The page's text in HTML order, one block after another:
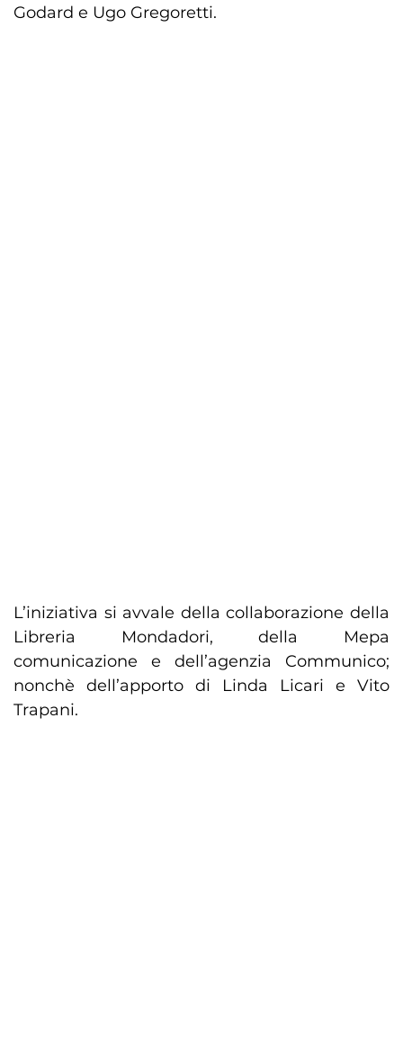
Godard e Ugo Gregoretti.
L’iniziativa si avvale della collaborazione della
Libreria Mondadori, della Mepa
comunicazione e dell’agenzia Communico;
nonchè dell’apporto di Linda Licari e Vito
Trapani.